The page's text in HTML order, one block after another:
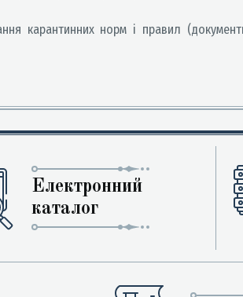
карантинних норм і правил
Електронний
каталог